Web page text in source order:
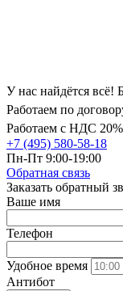
У нас найдётся всё!
Работаем по
Работаем с НДС 20%
+7 (495) 580-58-18
Пн-Пт 9:00-19:00
Обратная связь
Заказать обратный
Ваше имя
Телефон
Удобное время
Антибот